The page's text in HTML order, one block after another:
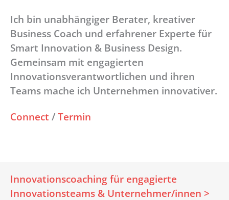
Ich bin unabhängiger Berater, kreativer
Business Coach und erfahrener Experte für
Smart Innovation & Business Design.
Gemeinsam mit engagierten
Innovationsverantwortlichen und ihren
Teams mache ich Unternehmen innovativer.
Connect / Termin
Innovationscoaching für engagierte
Innovationsteams & Unternehmer/innen >